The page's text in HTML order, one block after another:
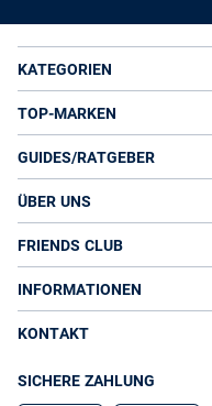
KATEGORIEN
TOP-MARKEN
GUIDES/RATGEBER
ÜBER UNS
FRIENDS CLUB
INFORMATIONEN
KONTAKT
SICHERE ZAHLUNG